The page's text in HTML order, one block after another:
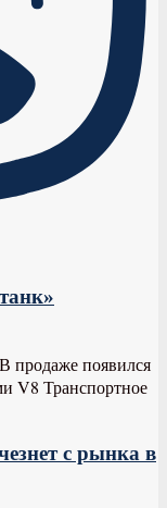
продаже появился
V8 Транспортное
с рынка в